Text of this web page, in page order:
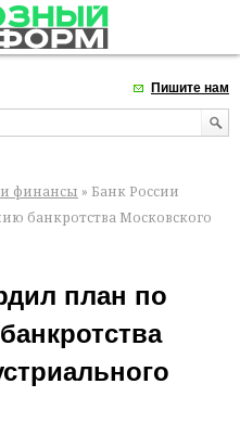
Пишите нам
финансы » Банк России
банкротства Московского
план по